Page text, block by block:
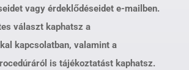
vagy érdeklődéseidet e-mailben.
választ kaphatsz a
kapcsolatban, valamint a
is tájékoztatást kaphatsz.